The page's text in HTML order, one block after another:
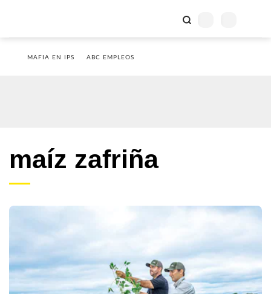
MAFIA EN IPS ABC EMPLEOS
maíz zafriña